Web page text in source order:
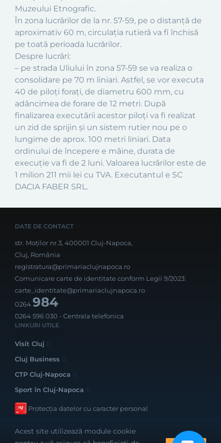
Muzeului Etnografic.
În zona lucrărilor de la nr. 57-59, pe o distanță de
aproximativ 60 m, circulația rutieră va fi închisă
pe toată perioada lucrărilor.
Despre lucrări:
– pe strada Uliului în zona 57-59 se va realiza o
consolidare pe 70 m liniari. Astfel, se vor executa
40 de piloți forați, de diametru 600 mm, cu
adâncimea de forare de 12 metri. După
finalizarea executării acestor piloți va fi realizat
un zid de sprijin și un sistem rutier nou pe o
lungime de aprox. 100 metri liniari. Data
ordinului de începere e mâine, durata de
execuție va fi de 2 luni. Valoarea lucrărilor este de
1 milion 211 mii lei cu TVA. Executantul e SC
DACIA FABER SRL.
DATE DE CONTACT
str. Moților nr.3, 400001 Cluj-Napoca,
Cluj, România
registratura@primariaclujnapoca.ro
Comunicare carte de identitate conform Legii 9/2023:
carte_identitate@primariaclujnapoca.ro
0264984
0264 596 030 - Centrala telefonica
LINKURI UTILE
Visit Cluj
Cluj Business
CTP Cluj-Napoca
Sport în Cluj-Napoca
Protecția datelor cu caracter personal
Acest site utilizează module cookie